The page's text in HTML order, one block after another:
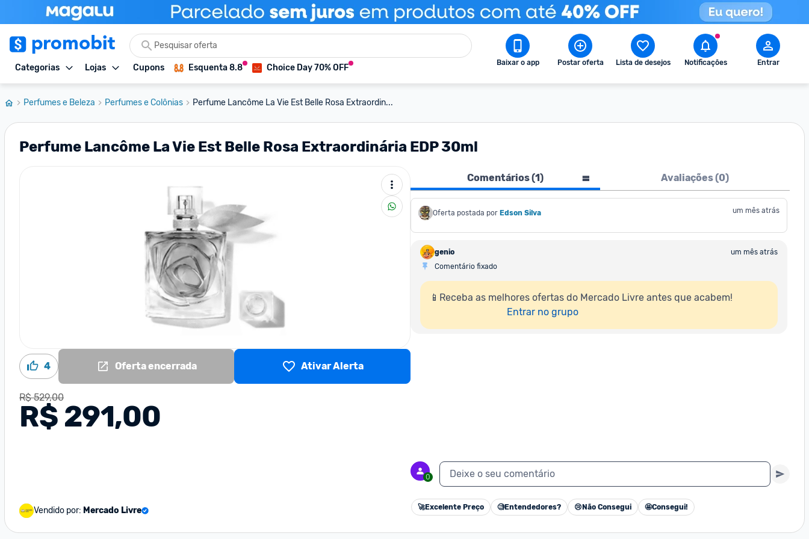
Categorias Lojas Cupons Esquenta 8.8 Choice Day 70% OFF Baixar o app Postar oferta Lista de desejos Notificações Entrar
Perfumes e Beleza Perfumes e Colônias Perfume Lancôme La Vie Est Belle Rosa Extraordin...
Perfume Lancôme La Vie Est Belle Rosa Extraordinária EDP 30ml
4 Oferta encerrada Ativar Alerta
R$ 529,00
R$ 291,00
Vendido por: Mercado Livre
Comentários (1) Avaliações (0)
Oferta postada por Edson Silva um mês atrás
genio
um mês atrás
Comentário fixado
📱Receba as melhores ofertas do Mercado Livre antes que acabem!
Entrar no grupo
0 Deixe o seu comentário
🚀Excelente Preço 🧐Entendedores? 😢 Não Consegui 🤩Consegui!